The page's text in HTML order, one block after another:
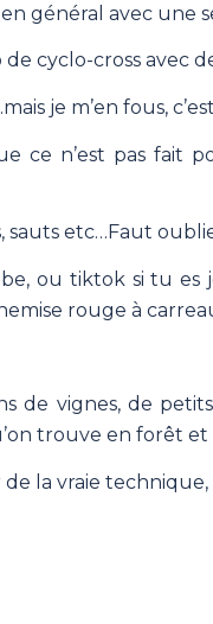
général avec une
de cyclo-cross avec
je m’en fous,
ce n’est pas fait
sauts etc…Faut
ou tiktok si tu es
rouge à
de vignes, de
trouve en forêt
la vraie technique,